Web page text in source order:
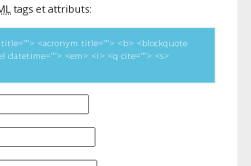
tags et attributs:
<acronym title=""> <b> <blockquote
datetime=""> <em> <i> <q cite=""> <s>